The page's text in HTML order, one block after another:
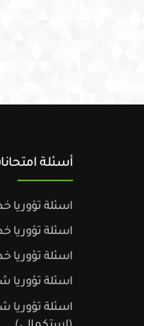
أسئلة
اسئلة
اسئلة
اسئلة
اسئلة
اسئلة